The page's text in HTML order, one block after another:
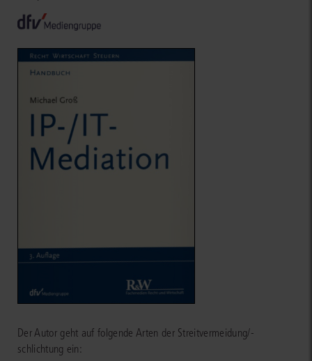
Der Autor geht auf folgende Arten der Streitvermeidung/-
schlichtung ein: